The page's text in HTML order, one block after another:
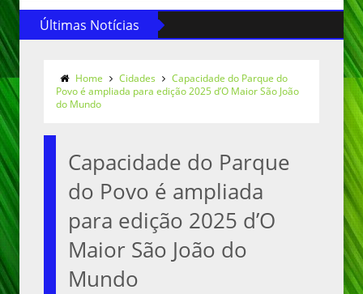
Últimas Notícias
Home Cidades
Capacidade do Parque do
Povo é ampliada para edição 2025 d’O Maior São João
do Mundo
Capacidade do Parque
do Povo é ampliada
para edição 2025 d’O
Maior São João do
Mundo